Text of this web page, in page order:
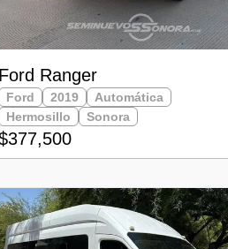
Ford Ranger
Ford 2019
Automática
Hermosillo
Sonora